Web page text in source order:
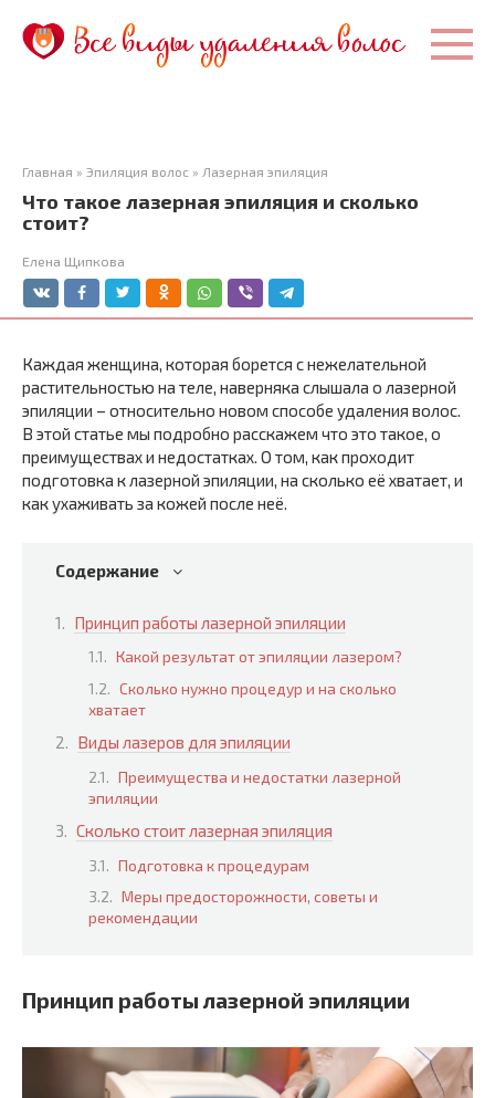
контенту
Главная » Эпиляция волос » Лазерная эпиляция
Что такое лазерная эпиляция и сколько
стоит?
Елена Щипкова
Каждая женщина, которая борется с нежелательной
растительностью на теле, наверняка слышала о лазерной
эпиляции – относительно новом способе удаления волос.
В этой статье мы подробно расскажем что это такое, о
преимуществах и недостатках. О том, как проходит
подготовка к лазерной эпиляции, на сколько её хватает, и
как ухаживать за кожей после неё.
Содержание
Принцип работы лазерной эпиляции
Какой результат от эпиляции лазером?
Сколько нужно процедур и на сколько
хватает
Виды лазеров для эпиляции
Преимущества и недостатки лазерной
эпиляции
Сколько стоит лазерная эпиляция
Подготовка к процедурам
Меры предосторожности, советы и
рекомендации
Принцип работы лазерной эпиляции